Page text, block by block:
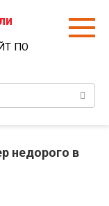
ПО
недорого в